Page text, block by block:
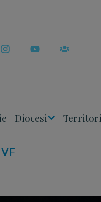
Diocesi Territori
VF